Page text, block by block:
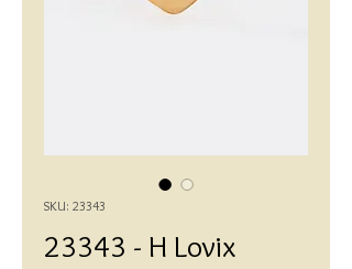
SKU: 23343
23343 - H Lovix